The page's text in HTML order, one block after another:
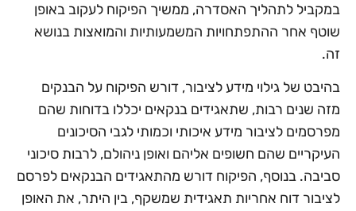
במקביל לתהליך האסדרה, ממשיך הפיקוח לעקוב באופן
שוטף אחר ההתפתחויות המשמעותיות והמואצות בנושא
זה.
בהיבט של גילוי מידע לציבור, דורש הפיקוח על הבנקים
מזה שנים רבות, שתאגידים בנקאים יכללו בדוחות שהם
מפרסמים לציבור מידע איכותי וכמותי לגבי הסיכונים
העיקריים שהם חשופים אליהם ואופן ניהולם, לרבות סיכוני
סביבה. בנוסף, הפיקוח דורש מהתאגידים הבנקאים לפרסם
לציבור דוח אחריות תאגידית שמשקף, בין היתר, את האופן